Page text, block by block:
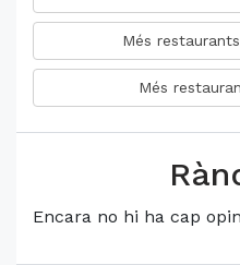
Més
Més
Encara no hi ha cap